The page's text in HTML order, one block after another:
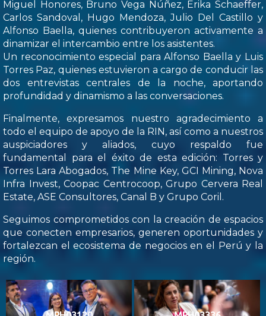
Miguel Honores, Bruno Vega Núñez, Erika Schaeffer,
Carlos Sandoval, Hugo Mendoza, Julio Del Castillo y
Alfonso Baella, quienes contribuyeron activamente a
dinamizar el intercambio entre los asistentes.
Un reconocimiento especial para Alfonso Baella y Luis
Torres Paz, quienes estuvieron a cargo de conducir las
dos entrevistas centrales de la noche, aportando
profundidad y dinamismo a las conversaciones.
Finalmente, expresamos nuestro agradecimiento a
todo el equipo de apoyo de la RIN, así como a nuestros
auspiciadores y aliados, cuyo respaldo fue
fundamental para el éxito de esta edición: Torres y
Torres Lara Abogados, The Mine Key, GCI Mining, Nova
Infra Invest, Coopac Centrocoop, Grupo Cervera Real
Estate, ASE Consultores, Canal B y Grupo Coril.
Seguimos comprometidos con la creación de espacios
que conecten empresarios, generen oportunidades y
fortalezcan el ecosistema de negocios en el Perú y la
región.